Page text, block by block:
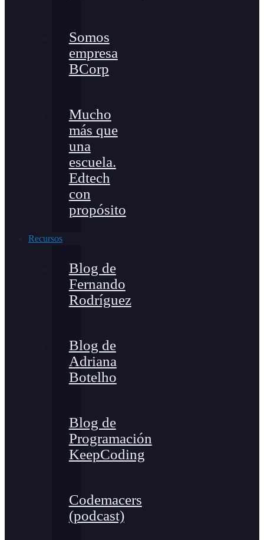
Somos
empresa
BCorp
Mucho
más que
una
escuela.
Edtech
con
propósito
Recursos
Blog de
Fernando
Rodríguez
Blog de
Adriana
Botelho
Blog de
Programación
KeepCoding
Codemacers
(podcast)